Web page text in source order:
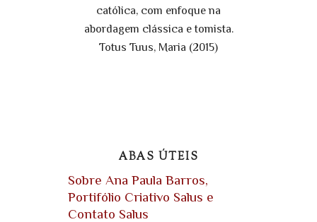
católica, com enfoque na
abordagem clássica e tomista.
Totus Tuus, Maria (2015)
ABAS ÚTEIS
Sobre Ana Paula Barros,
Portifólio Criativo Salus e
Contato Salus